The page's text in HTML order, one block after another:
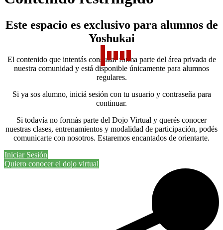
Este espacio es exclusivo para alumnos de
Yoshukai
El contenido que intentás consultar forma parte del área privada de
nuestra comunidad y está disponible únicamente para alumnos
regulares.
Si ya sos alumno, iniciá sesión con tu usuario y contraseña para
continuar.
Si todavía no formás parte del Dojo Virtual y querés conocer
nuestras clases, entrenamientos y modalidad de participación, podés
comunicarte con nosotros. Estaremos encantados de orientarte.
Iniciar Sesión
Quiero conocer el dojo virtual